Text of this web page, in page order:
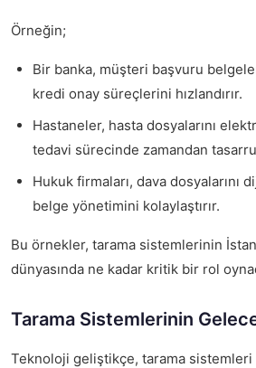
Örneğin;
Bir banka, müşteri başvuru
kredi onay süreçlerini hızlandırır.
Hastaneler, hasta dosyalarını
tedavi sürecinde zamandan
Hukuk firmaları, dava dosyalarını
belge yönetimini kolaylaştırır.
Bu örnekler, tarama sistemlerinin
dünyasında ne kadar kritik bir rol
Tarama Sistemlerinin
Teknoloji geliştikçe, tarama sistemleri